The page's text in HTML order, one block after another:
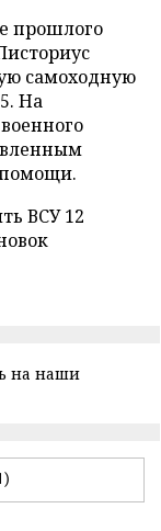
прошлого
самоходную
На
ВСУ 12
на наши